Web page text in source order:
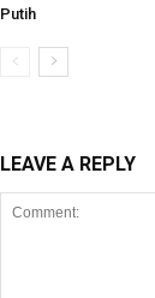
Putih
LEAVE A REPLY